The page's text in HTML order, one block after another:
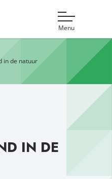
Menu
in de natuur
IN DE